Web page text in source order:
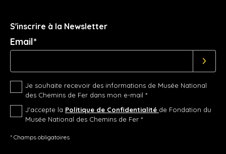
S'inscrire à la Newsletter
Email*
Je souhaite recevoir des informations de Musée National
des Chemins de Fer dans mon e-mail *
J'accepte la Politique de Confidentialité de Fondation du
Musée National des Chemins de Fer *
* Champs obligatoires